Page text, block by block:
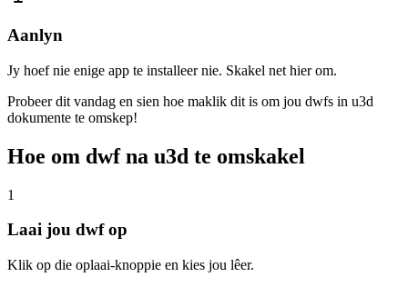
Aanlyn
Jy hoef nie enige app te installeer nie. Skakel net hier om.
Probeer dit vandag en sien hoe maklik dit is om jou dwfs in u3d
dokumente te omskep!
Hoe om dwf na u3d te omskakel
1
Laai jou dwf op
Klik op die oplaai-knoppie en kies jou lêer.